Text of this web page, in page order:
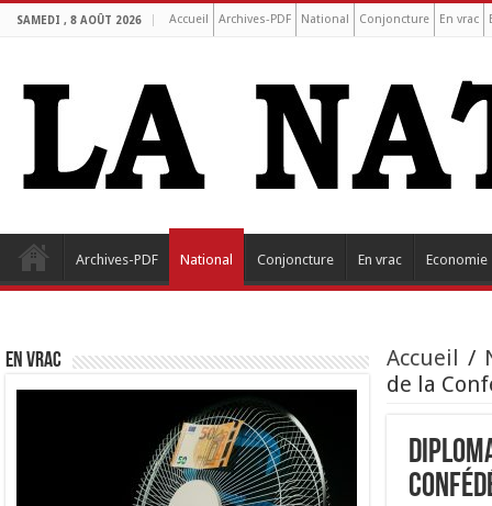
SAMEDI , 8 AOÛT 2026 Accueil Archives-PDF National Conjoncture En vrac
Archives-PDF National Conjoncture En vrac Economie
Accueil /
de la
EN VRAC